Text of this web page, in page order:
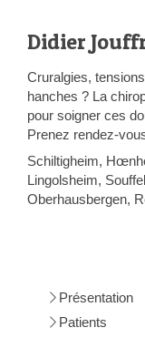
Didier
Cruralgies,
hanches ? La
pour soigner ces
Prenez rendez-
Schiltigheim,
Lingolsheim,
Oberhausbergen,
Présentation
Patients